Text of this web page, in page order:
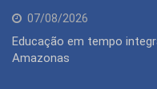
07/08/2026
Educação em tempo
Amazonas